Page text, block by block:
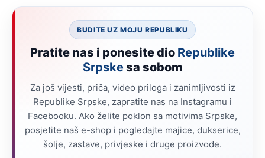
BUDITE UZ MOJU REPUBLIKU
Pratite nas i ponesite dio Republike
Srpskesa sobom
Za još vijesti, priča, video priloga i zanimljivosti iz
Republike Srpske, zapratite nas na Instagramu i
Facebooku. Ako želite poklon sa motivima Srpske,
posjetite naš e-shop i pogledajte majice, dukserice,
šolje, zastave, privjeske i druge proizvode.